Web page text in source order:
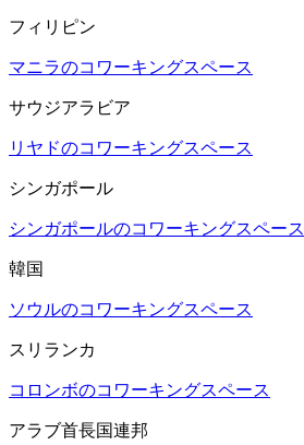
フィリピン
マニラのコワーキングスペース
サウジアラビア
リヤドのコワーキングスペース
シンガポール
シンガポールのコワーキングスペース
韓国
ソウルのコワーキングスペース
スリランカ
コロンボのコワーキングスペース
アラブ首長国連邦